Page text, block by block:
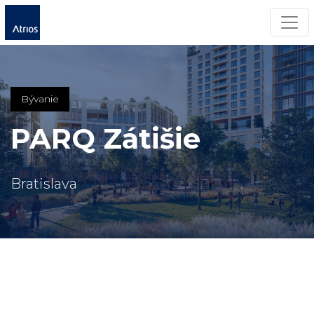
Bývanie
PARQ Zátišie
Bratislava